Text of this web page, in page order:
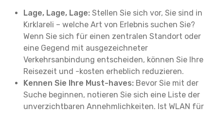
Lage, Lage, Lage: Stellen Sie sich vor, Sie sind in
Kırklareli – welche Art von Erlebnis suchen Sie?
Wenn Sie sich für einen zentralen Standort oder
eine Gegend mit ausgezeichneter
Verkehrsanbindung entscheiden, können Sie Ihre
Reisezeit und -kosten erheblich reduzieren.
Kennen Sie Ihre Must-haves: Bevor Sie mit der
Suche beginnen, notieren Sie sich eine Liste der
unverzichtbaren Annehmlichkeiten. Ist WLAN für